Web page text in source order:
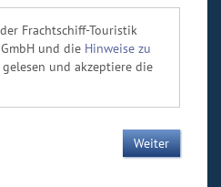
der Frachtschiff-Touristik
und die Hinweise zu
gelesen und akzeptiere die